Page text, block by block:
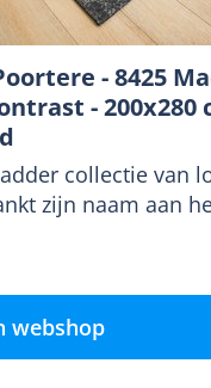
- 8425
- 200x280
collectie van
zijn naam aan
webshop